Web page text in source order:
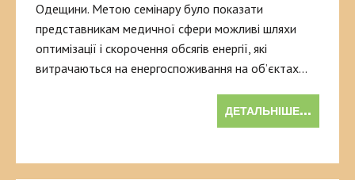
Одещини. Метою семінару було показати
представникам медичної сфери можливі шляхи
оптимізації і скорочення обсягів енергії, які
витрачаються на енергоспоживання на об’єктах…
ДЕТАЛЬНІШЕ...